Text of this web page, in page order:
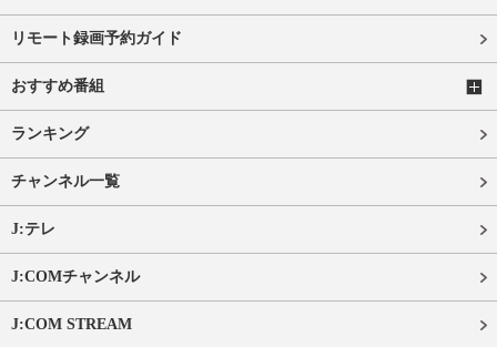
リモート録画予約ガイド
おすすめ番組
ランキング
チャンネル一覧
J:テレ
J:COMチャンネル
J:COM STREAM